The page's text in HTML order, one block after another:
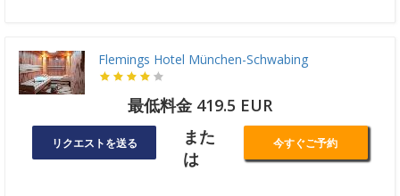
Flemings Hotel München-Schwabing
最低料金 419.5 EUR
リクエストを送る
また
は
今すぐご予約